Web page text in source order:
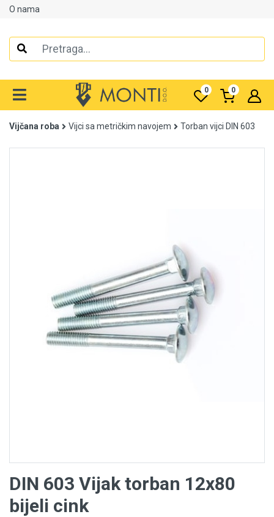
O nama
0 0
Alati
Grijanje i klimatizacija
Mjerno-regulaciona oprema
Vijčana roba Vijci sa metričkim navojem Torban vijci DIN 603
DIN 603 Vijak torban 12x80
bijeli cink